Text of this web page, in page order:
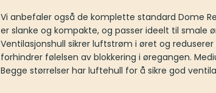
Vi anbefaler også de komplette standard Dome
er slanke og kompakte, og passer ideelt til
Ventilasjonshull sikrer luftstrøm i øret og
forhindrer følelsen av blokkering i øregangen.
Begge størrelser har luftehull for å sikre god